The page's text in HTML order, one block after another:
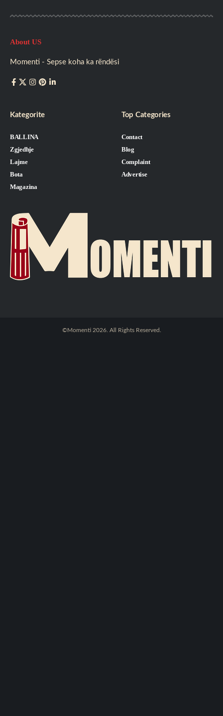
About US
Momenti - Sepse koha ka rëndësi
Kategorite
BALLINA
Zgjedhje
Lajme
Bota
Magazina
Top Categories
Contact
Blog
Complaint
Advertise
©Momenti 2026. All Rights Reserved.